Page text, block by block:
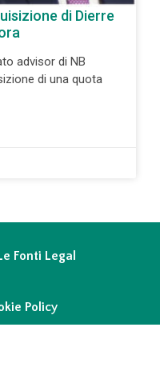
di Dierre
advisor di NB
di una quota
Fonti Legal
Policy